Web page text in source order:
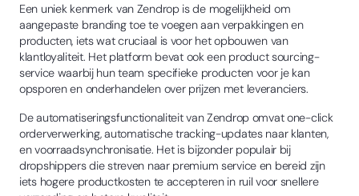
Een uniek kenmerk van Zendrop is de mogelijkheid om
aangepaste branding toe te voegen aan verpakkingen en
producten, iets wat cruciaal is voor het opbouwen van
klantloyaliteit. Het platform bevat ook een product sourcing-
service waarbij hun team specifieke producten voor je kan
opsporen en onderhandelen over prijzen met leveranciers.
De automatiseringsfunctionaliteit van Zendrop omvat one-click
orderverwerking, automatische tracking-updates naar klanten,
en voorraadsynchronisatie. Het is bijzonder populair bij
dropshippers die streven naar premium service en bereid zijn
iets hogere productkosten te accepteren in ruil voor snellere